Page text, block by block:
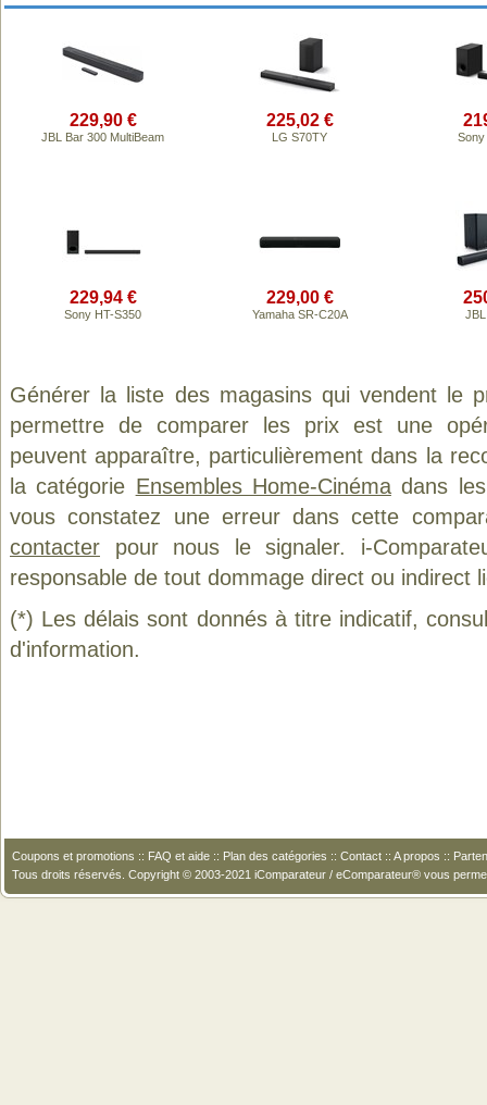
229,90 €
JBL Bar 300 MultiBeam
225,02 €
LG S70TY Sony
229,94 €
Sony HT-S350
229,00 €
Yamaha SR-C20A
Générer la liste des magasins qui vendent le
permettre de comparer les prix est une
peuvent apparaître, particulièrement dans la
la catégorie Ensembles Home-Cinémadans les
vous constatez une erreur dans cette
contacter pour nous le signaler. i-
responsable de tout dommage direct ou indirect
(*) Les délais sont donnés à titre indicatif,
d'information.
Coupons et promotions :: FAQ et aide :: Plan des catégories :: Contact :: A propos ::
Tous droits réservés. Copyright © 2003-2021 iComparateur / eComparateur® vous